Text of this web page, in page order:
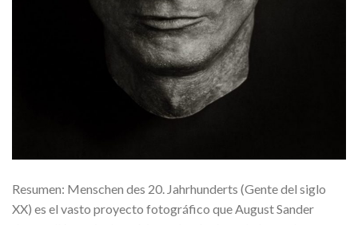
Resumen: Menschen des 20. Jahrhunderts (Gente del siglo
XX) es el vasto proyecto fotográfico que August Sander